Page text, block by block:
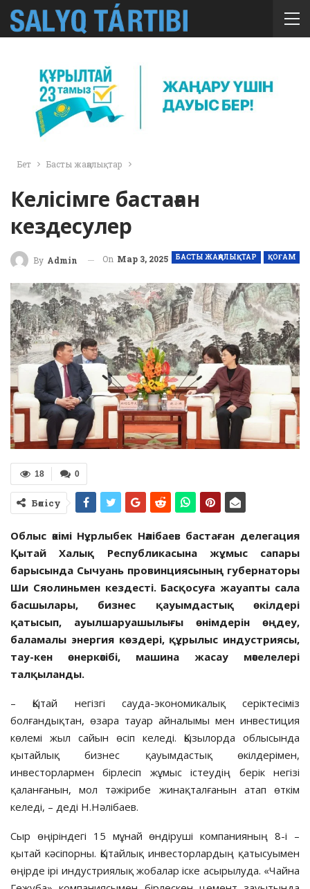
Бет Басты жаңалықтар
Келісімге бастаған
кездесулер
БАСТЫ ЖАҢАЛЫҚТАР ҚОҒАМ
By Admin On Мар 3, 2025
0
18
Бөлісу
Облыс әкімі Нұрлыбек Нәлібаев бастаған делегация
Қытай Халық Республикасына жұмыс сапары
барысында Сычуань провинциясының губернаторы
Ши Сяолиньмен кездесті. Басқосуға жауапты сала
басшылары, бизнес қауымдастық өкілдері
қатысып, ауылшаруашылығы өнімдерін өңдеу,
баламалы энергия көздері, құрылыс индустриясы,
тау-кен өнеркәсібі, машина жасау мәселелері
талқыланды.
– Қытай негізгі сауда-экономикалық серіктесіміз
болғандықтан, өзара тауар айналымы мен инвестиция
көлемі жыл сайын өсіп келеді. Қызылорда облысында
қытайлық бизнес қауымдастық өкілдерімен,
инвесторлармен бірлесіп жұмыс істеудің берік негізі
қаланғанын, мол тәжірибе жинақталғанын атап өткім
келеді, – деді Н.Нәлібаев.
Сыр өңіріндегі 15 мұнай өндіруші компанияның 8-і –
қытай кәсіпорны. Қытайлық инвесторлардың қатысуымен
өңірде ірі индустриялық жобалар іске асырылуда. «Чайна